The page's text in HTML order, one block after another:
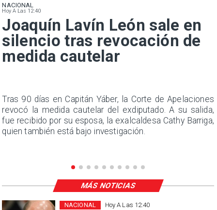
NACIONAL
Hoy A Las 12:40
Joaquín Lavín León sale en
silencio tras revocación de
medida cautelar
Tras 90 días en Capitán Yáber, la Corte de Apelaciones
revocó la medida cautelar del exdiputado. A su salida,
fue recibido por su esposa, la exalcaldesa Cathy Barriga,
quien también está bajo investigación.
Hoy A Las 12:40
NACIONAL
MÁS NOTICIAS